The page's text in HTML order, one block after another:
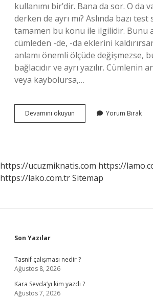
kullanımı bir’dir. Bana da sor. O da
derken de ayrı mı? Aslında bazı test
tamamen bu konu ile ilgilidir. Bunu
cümleden -de, -da eklerini
anlamı önemli ölçüde değişmezse,
bağlacıdır ve ayrı yazılır. Cümlenin
veya kaybolursa,…
Devamını okuyun
De
Yorum Bırak
https://ucuzmiknatis.com https://
https://lako.com.trSitemap
Sidebar
Son Yazılar
Tasnif çalışması nedir ?
Ağustos 8, 2026
Kara Sevda’yı kim yazdı ?
Ağustos 7, 2026